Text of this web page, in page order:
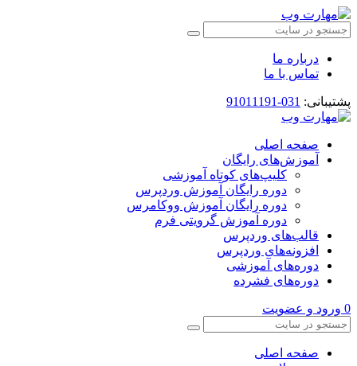
درباره ما
تماس با ما
پشتیبانی: 031-91011191
صفحه اصلی
آموزش‌های رایگان
کلیپ‌های کوتاه آموزشی
دوره رایگان آموزش وردپرس
دوره رایگان آموزش ووکامرس
دوره آموزش گرویتی فرم
قالب‌های وردپرس
افزونه‌های وردپرس
دوره‌های آموزشی
دوره‌های فشرده
0 ورود و عضویت
صفحه اصلی